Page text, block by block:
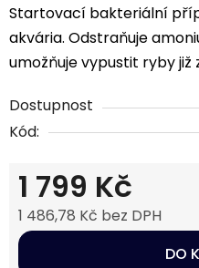
Startovací bakteriální
akvária. Odstraňuje
umožňuje vypustit ryby již
Dostupnost
Kód:
1 799 Kč
1 486,78 Kč bez DPH
Měrná cena:
DO